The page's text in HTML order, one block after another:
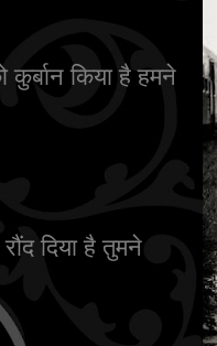
कुर्बान किया है हमने
दिया है तुमने